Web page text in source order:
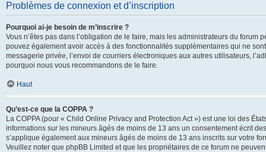
Problèmes de connexion et d’inscription
Pourquoi ai-je besoin de m’inscrire ?
Vous n’êtes pas dans l’obligation de le faire, mais les administrateurs du
pouvez également avoir accès à des fonctionnalités supplémentaires qui ne
messagerie privée, l’envoi de courriers électroniques aux autres utilisateurs,
pourquoi nous vous recommandons de le faire.
Haut
Qu’est-ce que la COPPA ?
La COPPA (pour « Child Online Privacy and Protection Act ») est une loi des
informations sur les mineurs âgés de moins de 13 ans un consentement écrit
s’applique également aux mineurs âgés de moins de 13 ans inscrits sur votre
Veuillez noter que phpBB Limited et que les propriétaires de ce forum ne